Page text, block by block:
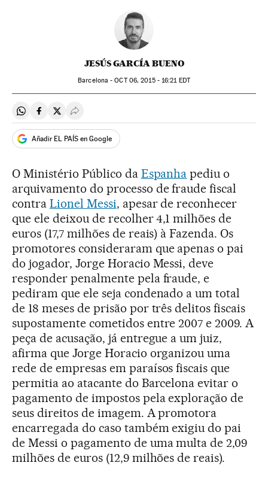
JESÚS GARCÍA BUENO
Barcelona -OCT06, 2015 - 16:21EDT
Compartir en Whatsapp
Compartir en Facebook
Compartir en Twitter
Desplegar Redes Sociales
Añadir EL PAÍS en Google
O Ministério Público da Espanha pediu o
arquivamento do processo de fraude fiscal
contra Lionel Messi, apesar de reconhecer
que ele deixou de recolher 4,1 milhões de
euros (17,7 milhões de reais) à Fazenda. Os
promotores consideraram que apenas o pai
do jogador, Jorge Horacio Messi, deve
responder penalmente pela fraude, e
pediram que ele seja condenado a um total
de 18 meses de prisão por três delitos fiscais
supostamente cometidos entre 2007 e 2009. A
peça de acusação, já entregue a um juiz,
afirma que Jorge Horacio organizou uma
rede de empresas em paraísos fiscais que
permitia ao atacante do Barcelona evitar o
pagamento de impostos pela exploração de
seus direitos de imagem. A promotora
encarregada do caso também exigiu do pai
de Messi o pagamento de uma multa de 2,09
milhões de euros (12,9 milhões de reais).